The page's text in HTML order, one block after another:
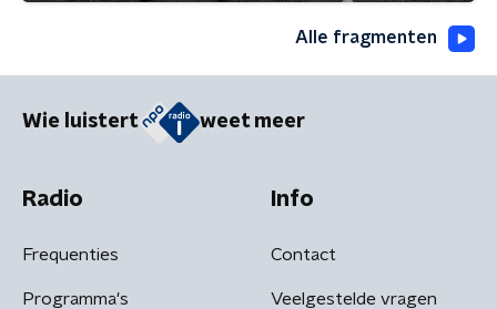
Alle fragmenten
Wie luistert weet meer
Radio
Frequenties
Programma's
Info
Contact
Veelgestelde vragen